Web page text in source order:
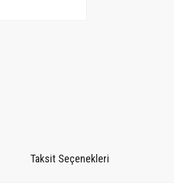
Taksit Seçenekleri